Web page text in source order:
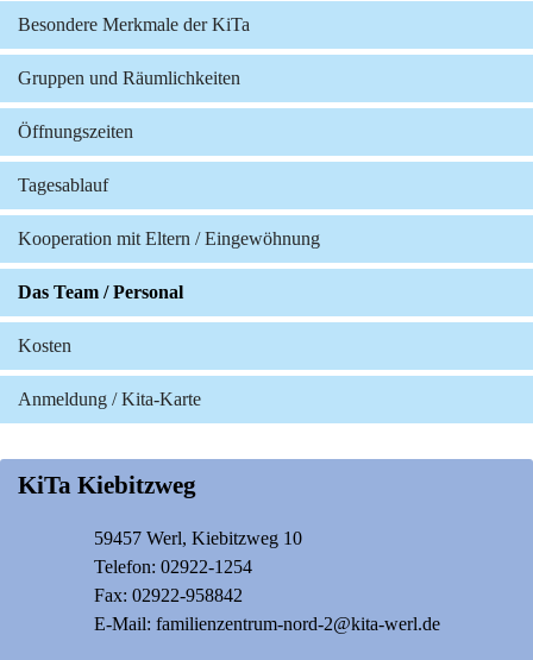
Besondere Merkmale der KiTa
Gruppen und Räumlichkeiten
Öffnungszeiten
Tagesablauf
Kooperation mit Eltern / Eingewöhnung
Das Team / Personal
Kosten
Anmeldung / Kita-Karte
KiTa Kiebitzweg
59457 Werl, Kiebitzweg 10
Telefon: 02922-1254
Fax: 02922-958842
E-Mail: familienzentrum-nord-2@kita-werl.de